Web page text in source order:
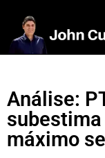
Análise:
subestima
máximo